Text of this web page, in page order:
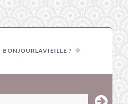
BONJOURLAVIEILLE ?